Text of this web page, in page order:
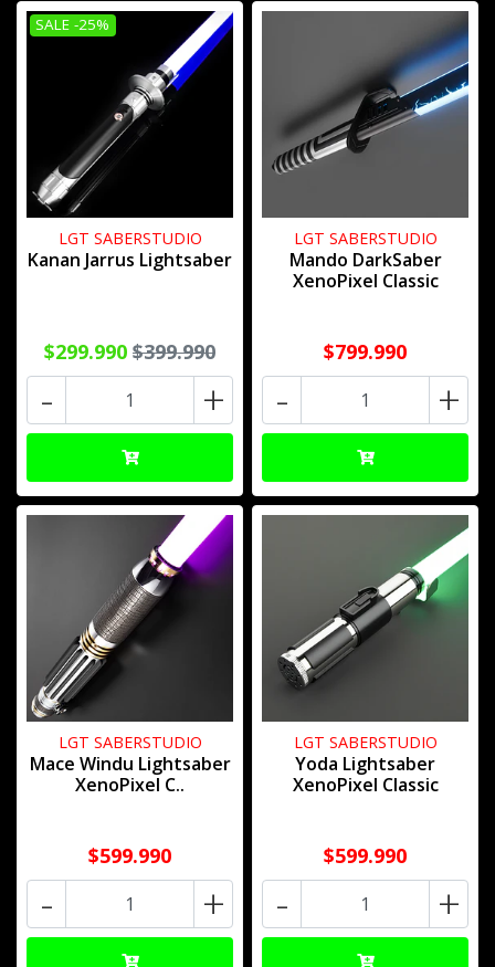
SALE -25%
LGT SABERSTUDIO
Kanan Jarrus Lightsaber
$299.990 $399.990
+
-
LGT SABERSTUDIO
Mando DarkSaber
XenoPixel Classic
$799.990
+
-
LGT SABERSTUDIO
Mace Windu Lightsaber
XenoPixel C..
$599.990
+
-
LGT SABERSTUDIO
Yoda Lightsaber
XenoPixel Classic
$599.990
+
-